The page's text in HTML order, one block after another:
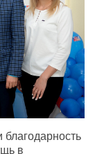
в